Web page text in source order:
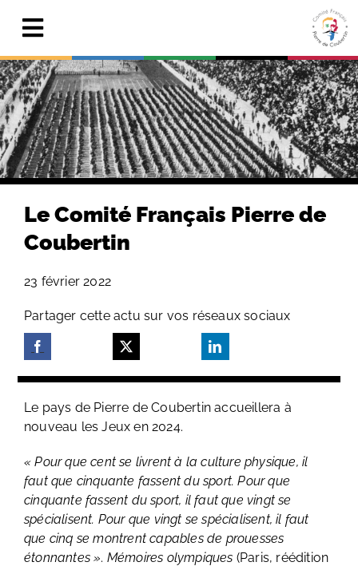
contentToggle
Navigation
Actualités
Le Comité
Pierre de Coubertin
Centre de ressources
Adhérer & faire un don
Search
for:
Le Comité Français Pierre de
Coubertin
23 février 2022
Partager cette actu sur vos réseaux sociaux
Le pays de Pierre de Coubertin accueillera à
nouveau les Jeux en 2024.
« Pour que cent se livrent à la culture physique, il
faut que cinquante fassent du sport. Pour que
cinquante fassent du sport, il faut que vingt se
spécialisent. Pour que vingt se spécialisent, il faut
que cinq se montrent capables de prouesses
étonnantes ». Mémoires olympiques (Paris, réédition